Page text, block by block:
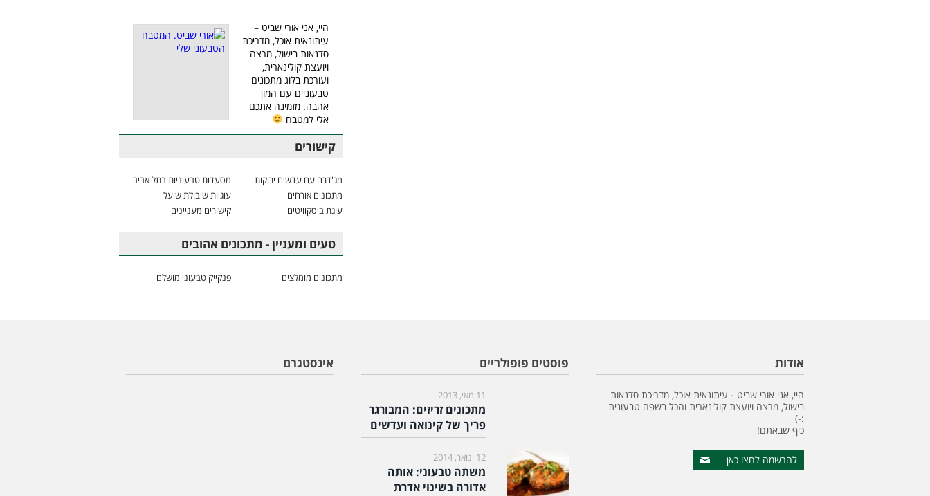
היי, אני אורי שביט –
עיתונאית אוכל, מדריכת
סדנאות בישול, מרצה
ויועצת קולינארית,
ועורכת בלוג מתכונים
טבעוניים עם המון
אהבה. מזמינה אתכם
אלי למטבח
קישורים
מג'דרה עם עדשים ירוקות
מסעדות טבעוניות בתל אביב
מתכונים אורחים
עוגיות שיבולת שועל
עוגת ביסקוויטים
קישורים מעניינים
טעים ומעניין - מתכונים אהובים
מתכונים מומלצים פנקייק טבעוני מושלם
אודות
היי, אני אורי שביט - עיתונאית אוכל, מדריכת סדנאות
בישול, מרצה ויועצת קולינארית והכל בשפה טבעונית
:-)
כיף שבאתם!
להרשמה לחצו כאן
פוסטים פופולריים
11 מאי, 2013
מתכונים זריזים: המבורגר
פריך של קינואה ועדשים
12 ינואר, 2014
משתה טבעוני: אותה
אדורה בשינוי אדרת
אינסטגרם